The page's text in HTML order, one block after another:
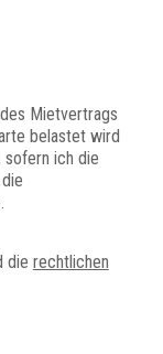
Mietvertrags
belastet wird
ich die
die rechtlichen